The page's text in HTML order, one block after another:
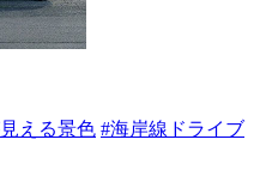
える景色 #海岸線ドライブ